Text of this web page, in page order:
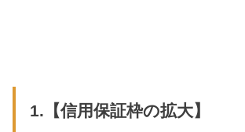
1.【信用保証枠の拡大】